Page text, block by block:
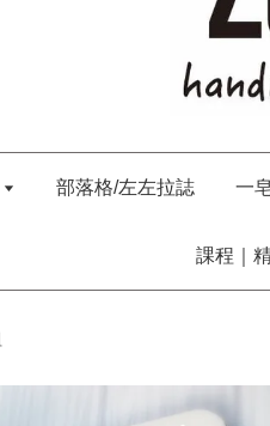
部落格/左左拉誌 一
課程｜